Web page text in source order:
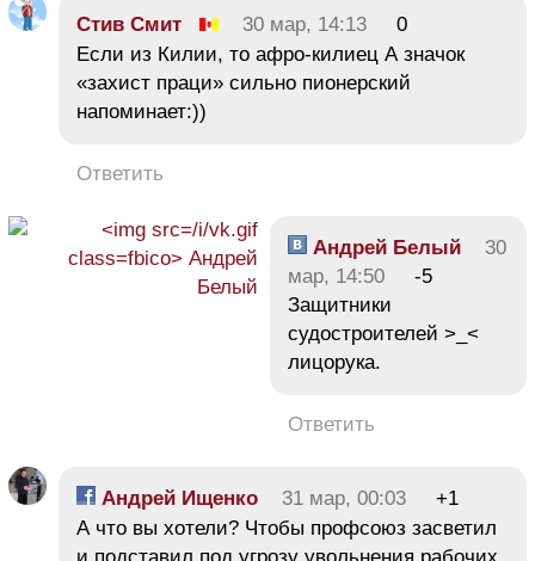
Стив Смит 30 мар, 14:13
0
Если из Килии, то афро-килиец А значок
«захист праци» сильно пионерский
напоминает:))
Ответить
Андрей Белый
30
мар, 14:50
-5
Защитники
судостроителей >_<
лицорука.
Ответить
Андрей Ищенко 31 мар, 00:03
+1
А что вы хотели? Чтобы профсоюз засветил